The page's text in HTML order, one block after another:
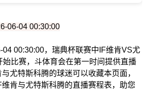
06-04 00:30:00
04 00:30:00，瑞典杯联赛中IF维肯VS尤
始比赛，斗体育会在第一时间提供直播
尤特斯科腾的球迷可以收藏本页面，
肯与尤特斯科腾的直播赛程表，助您